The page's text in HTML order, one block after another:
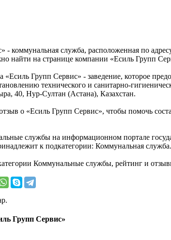
- коммунальная служба, расположенная по
найти на странице компании «Есиль Групп
«Есиль Групп Сервис» - заведение, которое
технического и санитарно-
40, Нур-Султан (Астана), Казахстан.
о «Есиль Групп Сервис», чтобы помочь
службы на информационном портале
к подкатегории: Коммунальная служба.
Коммунальные службы, рейтинг и
Групп Сервис»